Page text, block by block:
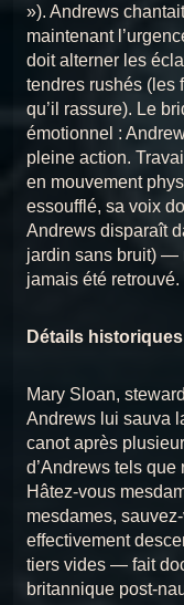
»). Andrews
maintenant
doit alterner les
tendres rushés (les
qu’il rassure). Le
émotionnel :
pleine action.
en mouvement
essoufflé, sa voix
Andrews disparaît
jardin sans bruit) —
jamais été retrouvé.
Détails historiques
Mary Sloan,
Andrews lui sauva
canot après
d’Andrews tels que
Hâtez-vous
mesdames,
effectivement
tiers vides — fait
britannique post-